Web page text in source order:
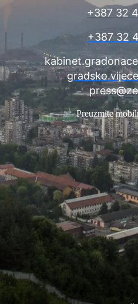
+387 32
+387 32
Preuzmite